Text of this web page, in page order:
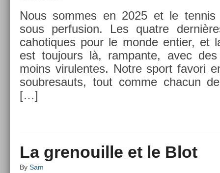
Nous som­mes en 2025 et le
sous per­fus­ion. Les quat­re
cahotiques pour le monde en­ti­er, et
est toujours là, ram­pante, avec
moins virulen­tes. Notre sport favori
soub­resauts, tout comme chacun
[…]
La grenouille et le Blot
By Sam